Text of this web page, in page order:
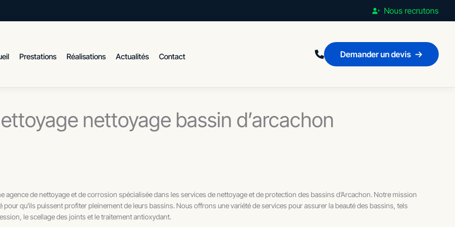
Nous recrutons
Prestations Réalisations Actualités Contact Demander un devis
nettoyage bassin d’arcachon
de nettoyage et de corrosion spécialisée dans les services de nettoyage et de protection des bassins d’Arcachon. Notre mission
qu’ils puissent profiter pleinement de leurs bassins. Nous offrons une variété de services pour assurer la beauté des bassins, tels
le scellage des joints et le traitement antioxydant.